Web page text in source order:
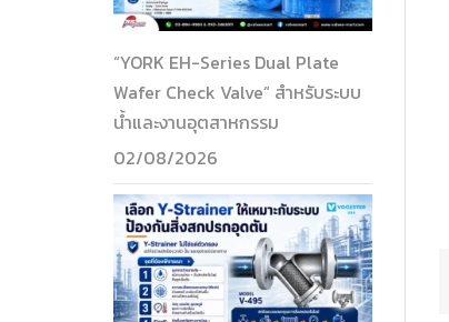
“YORK EH-Series Dual Plate
Wafer Check Valve” สำหรับระบบ
น้ำและงานอุตสาหกรรม
02/08/2026